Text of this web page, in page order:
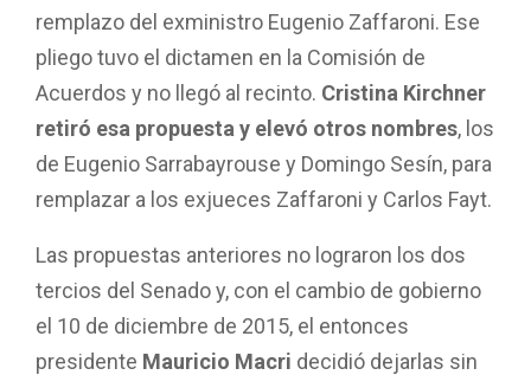
remplazo del exministro Eugenio Zaffaroni. Ese
pliego tuvo el dictamen en la Comisión de
Acuerdos y no llegó al recinto. Cristina Kirchner
retiró esa propuesta y elevó otros nombres, los
de Eugenio Sarrabayrouse y Domingo Sesín, para
remplazar a los exjueces Zaffaroni y Carlos Fayt.
Las propuestas anteriores no lograron los dos
tercios del Senado y, con el cambio de gobierno
el 10 de diciembre de 2015, el entonces
presidente Mauricio Macri decidió dejarlas sin